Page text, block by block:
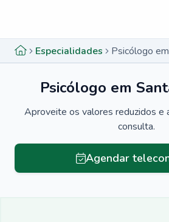
Especialidades Psicólogo
Psicólogo em
Aproveite os valores reduzidos e
consulta.
Agendar